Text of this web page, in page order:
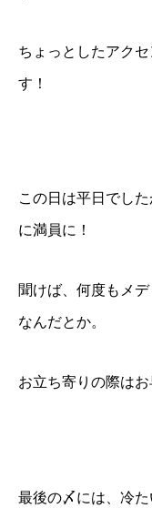
ちょっとしたアク
す！
この日は平日でし
に満員に！
聞けば、何度もメ
なんだとか。
お立ち寄りの際はお
最後の〆には、冷